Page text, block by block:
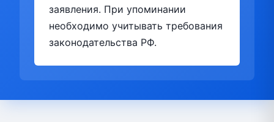
заявления. При упоминании
необходимо учитывать требования
законодательства РФ.